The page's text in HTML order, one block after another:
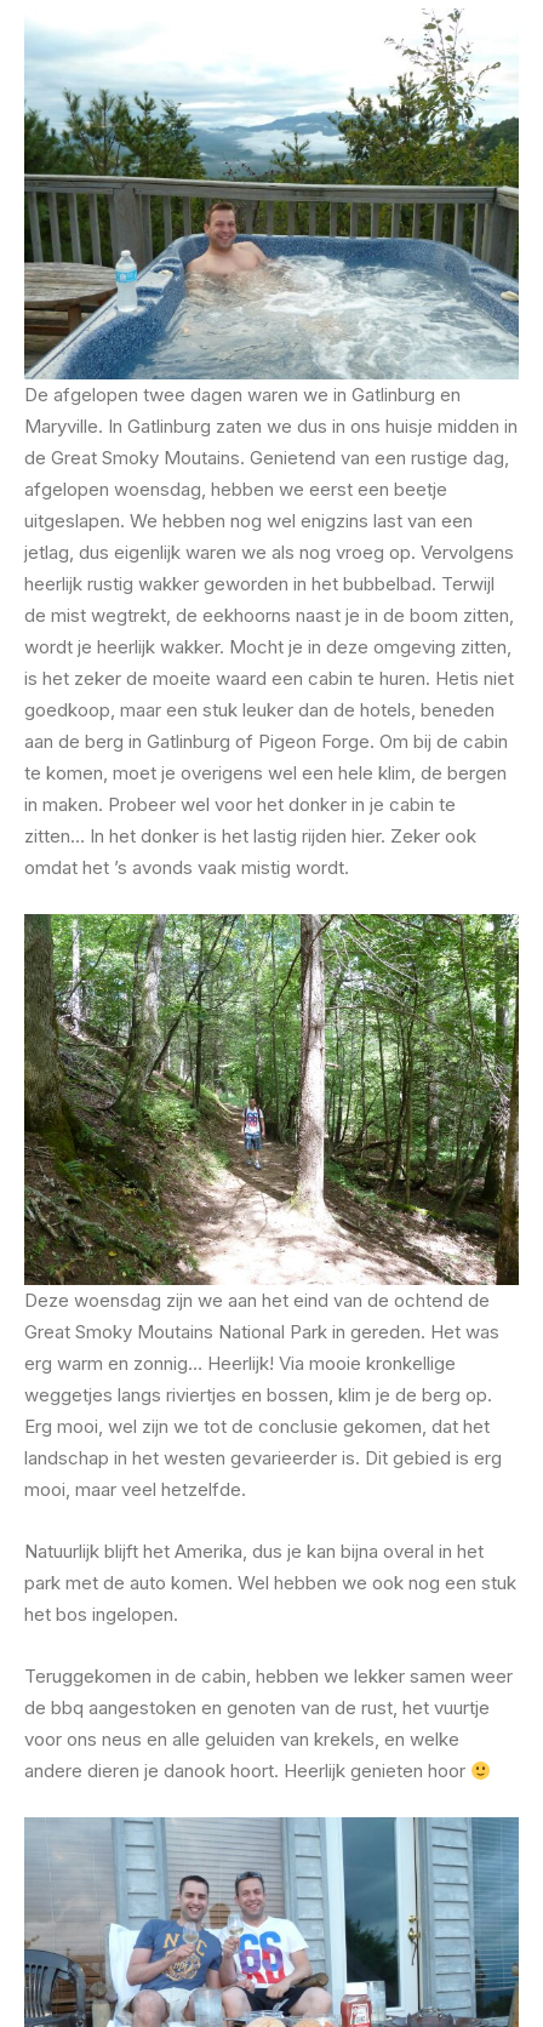
De afgelopen twee dagen waren we in Gatlinburg en
Maryville. In Gatlinburg zaten we dus in ons huisje midden in
de Great Smoky Moutains. Genietend van een rustige dag,
afgelopen woensdag, hebben we eerst een beetje
uitgeslapen. We hebben nog wel enigzins last van een
jetlag, dus eigenlijk waren we als nog vroeg op. Vervolgens
heerlijk rustig wakker geworden in het bubbelbad. Terwijl
de mist wegtrekt, de eekhoorns naast je in de boom zitten,
wordt je heerlijk wakker. Mocht je in deze omgeving zitten,
is het zeker de moeite waard een cabin te huren. Hetis niet
goedkoop, maar een stuk leuker dan de hotels, beneden
aan de berg in Gatlinburg of Pigeon Forge. Om bij de cabin
te komen, moet je overigens wel een hele klim, de bergen
in maken. Probeer wel voor het donker in je cabin te
zitten… In het donker is het lastig rijden hier. Zeker ook
omdat het ’s avonds vaak mistig wordt.
Deze woensdag zijn we aan het eind van de ochtend de
Great Smoky Moutains National Park in gereden. Het was
erg warm en zonnig… Heerlijk! Via mooie kronkellige
weggetjes langs riviertjes en bossen, klim je de berg op.
Erg mooi, wel zijn we tot de conclusie gekomen, dat het
landschap in het westen gevarieerder is. Dit gebied is erg
mooi, maar veel hetzelfde.
Natuurlijk blijft het Amerika, dus je kan bijna overal in het
park met de auto komen. Wel hebben we ook nog een stuk
het bos ingelopen.
Teruggekomen in de cabin, hebben we lekker samen weer
de bbq aangestoken en genoten van de rust, het vuurtje
voor ons neus en alle geluiden van krekels, en welke
andere dieren je danook hoort. Heerlijk genieten hoor